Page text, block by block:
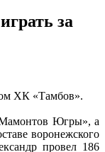
за
ХК «Тамбов».
Югры», а
воронежского
провел 186